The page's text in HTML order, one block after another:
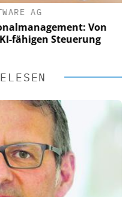
AG
Von
fähigen Steuerung